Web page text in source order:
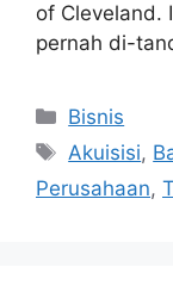
of Cleveland.
pernah di-
Kategori
Bisnis
Tag
Akuisisi,
Perusahaan,